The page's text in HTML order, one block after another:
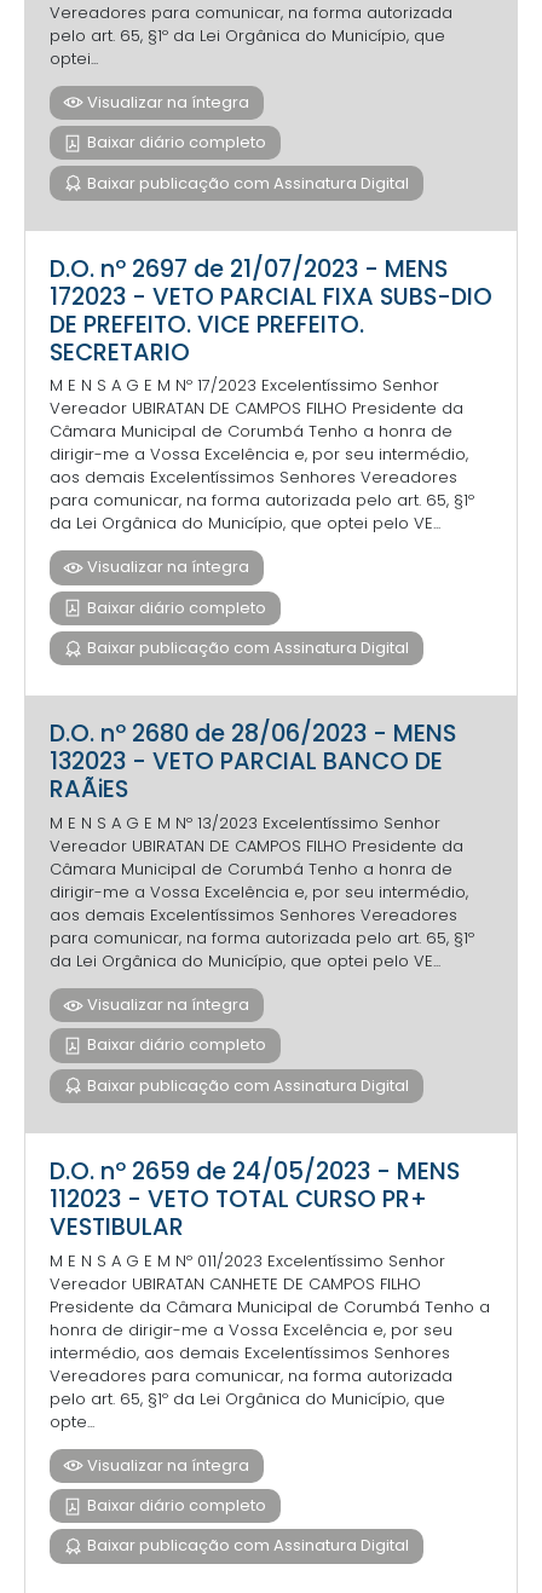
Vereadores para comunicar, na forma autorizada
pelo art. 65, §1º da Lei Orgânica do Município, que
optei...
Visualizar na íntegra
Baixar diário completo
Baixar publicação com Assinatura Digital
D.O. nº 2697 de 21/07/2023 - MENS
172023 - VETO PARCIAL FIXA SUBS-DIO
DE PREFEITO. VICE PREFEITO.
SECRETARIO
M E N S A G E M Nº 17/2023 Excelentíssimo Senhor
Vereador UBIRATAN DE CAMPOS FILHO Presidente da
Câmara Municipal de Corumbá Tenho a honra de
dirigir-me a Vossa Excelência e, por seu intermédio,
aos demais Excelentíssimos Senhores Vereadores
para comunicar, na forma autorizada pelo art. 65, §1º
da Lei Orgânica do Município, que optei pelo VE...
Visualizar na íntegra
Baixar diário completo
Baixar publicação com Assinatura Digital
D.O. nº 2680 de 28/06/2023 - MENS
132023 - VETO PARCIAL BANCO DE
RAÃiES
M E N S A G E M Nº 13/2023 Excelentíssimo Senhor
Vereador UBIRATAN DE CAMPOS FILHO Presidente da
Câmara Municipal de Corumbá Tenho a honra de
dirigir-me a Vossa Excelência e, por seu intermédio,
aos demais Excelentíssimos Senhores Vereadores
para comunicar, na forma autorizada pelo art. 65, §1º
da Lei Orgânica do Município, que optei pelo VE...
Visualizar na íntegra
Baixar diário completo
Baixar publicação com Assinatura Digital
D.O. nº 2659 de 24/05/2023 - MENS
112023 - VETO TOTAL CURSO PR+
VESTIBULAR
M E N S A G E M Nº 011/2023 Excelentíssimo Senhor
Vereador UBIRATAN CANHETE DE CAMPOS FILHO
Presidente da Câmara Municipal de Corumbá Tenho a
honra de dirigir-me a Vossa Excelência e, por seu
intermédio, aos demais Excelentíssimos Senhores
Vereadores para comunicar, na forma autorizada
pelo art. 65, §1º da Lei Orgânica do Município, que
opte...
Visualizar na íntegra
Baixar diário completo
Baixar publicação com Assinatura Digital